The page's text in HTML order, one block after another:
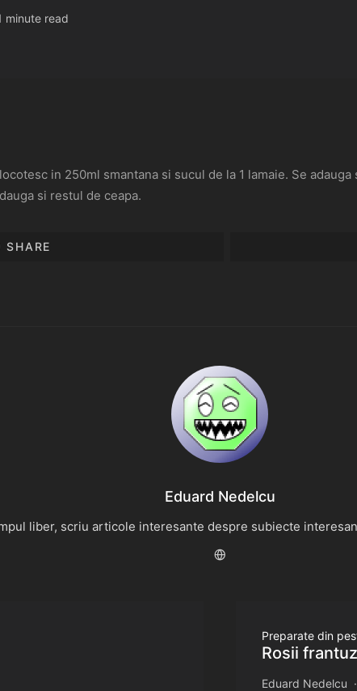
minute read
in 250ml smantana si sucul de la 1 lamaie. Se
si restul de ceapa.
SHARE
Eduard Nedelcu
liber, scriu articole interesante despre subiecte
Preparate din
Rosii
Eduard Nedelcu